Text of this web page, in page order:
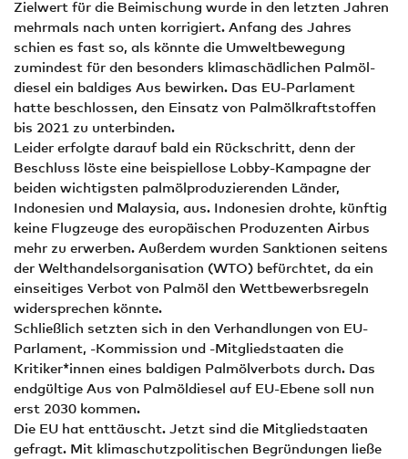
Zielwert für die Beimischung wurde in den letzten Jahren
mehrmals nach unten korrigiert. Anfang des Jahres
schien es fast so, als könnte die Umweltbewegung
zumindest für den besonders klimaschädlichen Palmöl­
diesel ein baldiges Aus bewirken. Das EU-Parlament
hatte beschlossen, den Einsatz von Palmölkraftstoffen
bis 2021 zu unterbinden.
Leider erfolgte darauf bald ein Rückschritt, denn der
Beschluss löste eine beispiellose Lobby-Kampagne der
beiden wichtigsten palmölproduzierenden Länder,
Indonesien und Malaysia, aus. Indonesien drohte, künftig
keine Flugzeuge des europäischen Produzenten Airbus
mehr zu erwerben. Außerdem wurden Sanktionen seitens
der Welthandelsorganisation (WTO) befürchtet, da ein
einseitiges Verbot von Palmöl den Wettbewerbsregeln
widersprechen könnte.
Schließlich setzten sich in den Verhandlungen von EU-
Parlament, -Kommission und -Mitgliedstaaten die
Kritiker*innen eines baldigen Palmölverbots durch. Das
endgültige Aus von Palmöldiesel auf EU-Ebene soll nun
erst 2030 kommen.
Die EU hat enttäuscht. Jetzt sind die Mitgliedstaaten
gefragt. Mit klimaschutzpolitischen Begründungen ließe